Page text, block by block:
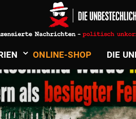
ONLINE-SHOP DIE